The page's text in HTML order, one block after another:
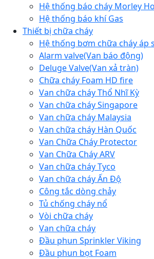
Hệ thống báo cháy Morley
Hệ thống báo khí Gas
Thiết bị chữa cháy
Hệ thống bơm chữa cháy áp
Alarm valve(Van báo động)
Deluge Valve(Van xả tràn)
Chữa cháy Foam HD fire
Van chữa cháy Thổ Nhĩ Kỳ
Van chữa cháy Singapore
Van chữa cháy Malaysia
Van chữa cháy Hàn Quốc
Van Chữa Cháy Protector
Van Chữa Cháy ARV
Van chữa cháy Tyco
Van chữa cháy Ấn Độ
Công tắc dòng chảy
Tủ chống cháy nổ
Vòi chữa cháy
Van chữa cháy
Đầu phun Sprinkler Viking
Đầu phun bọt Foam